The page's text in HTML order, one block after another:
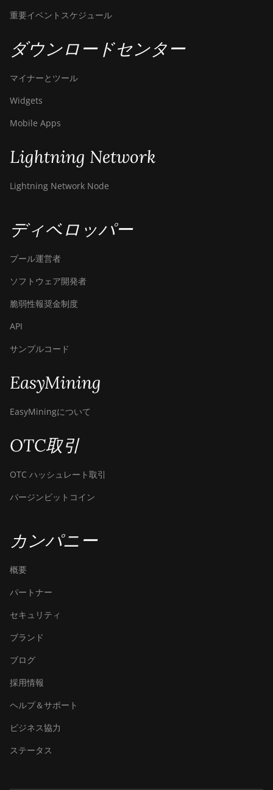
重要イベントスケジュール
ダウンロードセンター
マイナーとツール
Widgets
Mobile Apps
Lightning Network
Lightning Network Node
ディベロッパー
プール運営者
ソフトウェア開発者
脆弱性報奨金制度
API
サンプルコード
EasyMining
EasyMiningについて
OTC取引
OTC ハッシュレート取引
バージンビットコイン
カンパニー
概要
パートナー
セキュリティ
ブランド
ブログ
採用情報
ヘルプ＆サポート
ビジネス協力
ステータス